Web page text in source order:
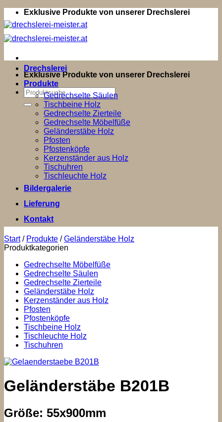
Zum
Inhalt
springen
Exklusive Produkte von unserer Drechslerei
Exklusive Produkte von unserer Drechslerei
Suchen
nach:
Drechslerei
Produkte
Gedrechselte Säulen
Tischbeine Holz
Gedrechselte Zierteile
Gedrechselte Möbelfüße
Geländerstäbe Holz
Pfosten
Pfostenköpfe
Kerzenständer aus Holz
Tischuhren
Tischleuchte Holz
Bildergalerie
Lieferung
Kontakt
Start / Produkte / Geländerstäbe Holz
Produktkategorien
Gedrechselte Möbelfüße
Gedrechselte Säulen
Gedrechselte Zierteile
Geländerstäbe Holz
Kerzenständer aus Holz
Pfosten
Pfostenköpfe
Tischbeine Holz
Tischleuchte Holz
Tischuhren
Geländerstäbe B201B
Größe: 55x900mm